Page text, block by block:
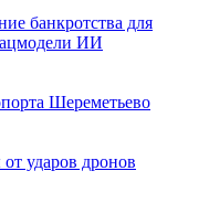
банкротства для
ИИ
Шереметьево
от ударов дронов